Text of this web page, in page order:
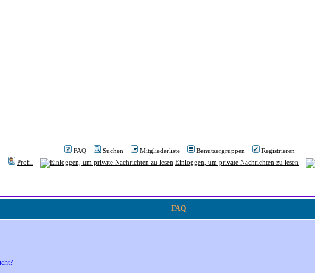
FAQ Suchen Mitgliederliste Benutzergruppen
Registrieren
Profil
Einloggen, um private Nachrichten zu lesen
FAQ